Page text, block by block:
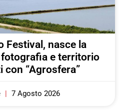
Festival, nasce la
e territorio
con “Agrosfera”
7 Agosto 2026